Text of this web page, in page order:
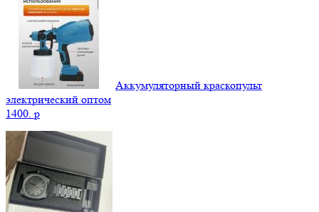
Аккумуляторный краскопульт
электрический оптом
1400. p